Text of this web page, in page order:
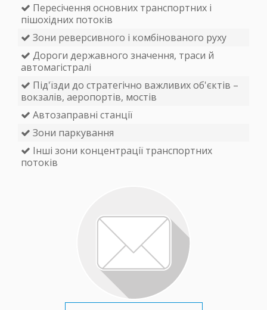
Пересічення основних транспортних і
пішохідних потоків
Зони реверсивного і комбінованого руху
Дороги державного значення, траси й
автомагістралі
Під'їзди до стратегічно важливих об'єктів –
вокзалів, аеропортів, мостів
Автозаправні станції
Зони паркування
Інші зони концентрації транспортних
потоків